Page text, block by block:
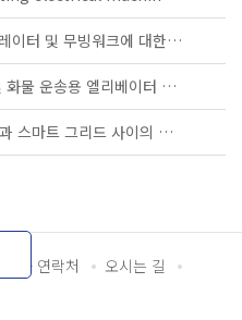
KS B ISO/TS 25740-1 - 에스컬레이터 및 무빙워크에 대한 안전요건 — 제1부: 세계공통 필수 안전요건(GESRs)
KS B ISO/TS 8100-21 - 승객 및 화물 운송용 엘리베이터 —제21부: 세계공통 필수안전요건(GESRs)을 충족하는 세계공통 안전 파라미터(GSPs)
KS C IEC TS 62872 - 산업 시설과 스마트 그리드 사이의 산업 공정 측정, 제어 및 자동화 시스템 인터페이스
담당자 연락처
오시는 길